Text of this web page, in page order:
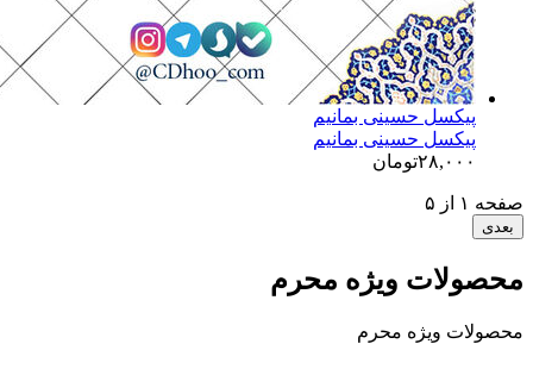
پیکسل حسینی بمانیم
پیکسل حسینی بمانیم
۲۸,۰۰۰تومان
صفحه ۱ از ۵
بعدی
محصولات ویژه محرم
محصولات ویژه محرم